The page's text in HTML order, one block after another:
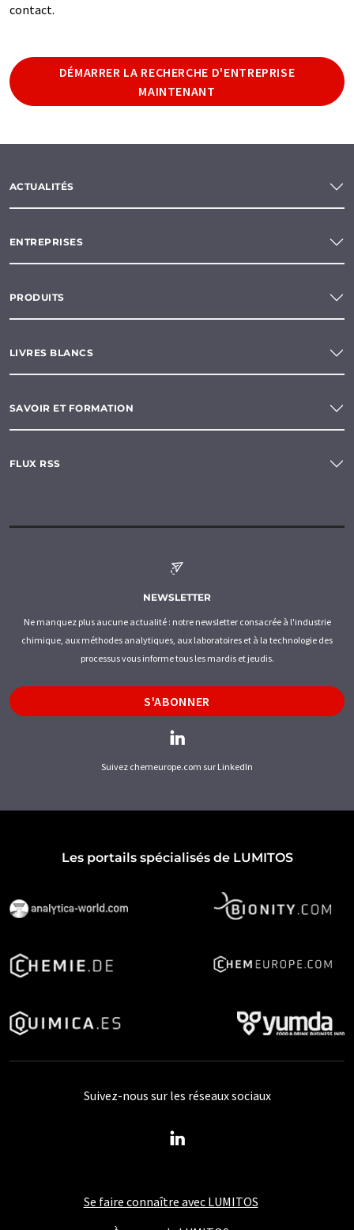
contact.
DÉMARRER LA RECHERCHE D'ENTREPRISE
MAINTENANT
ACTUALITÉS
ENTREPRISES
PRODUITS
LIVRES BLANCS
SAVOIR ET FORMATION
FLUX RSS
NEWSLETTER
Ne manquez plus aucune actualité : notre newsletter consacrée à l'industrie
chimique, aux méthodes analytiques, aux laboratoires et à la technologie des
processus vous informe tous les mardis et jeudis.
S'ABONNER
Suivez chemeurope.com sur LinkedIn
Les portails spécialisés de LUMITOS
Se faire connaître avec LUMITOS
Suivez-nous sur les réseaux sociaux